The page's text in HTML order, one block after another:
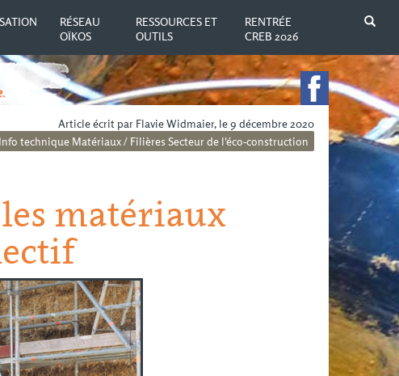
RÉSEAU
OÏKOS
RESSOURCES ET
OUTILS
RENTRÉE
CREB 2026
Article écrit par Flavie Widmaier, le 9 décembre 2020
Info technique Matériaux / FilièresSecteur de l'éco-construction
matériaux